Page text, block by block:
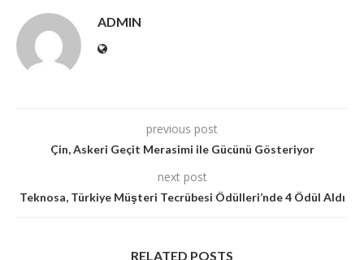
ADMIN
previous post
Çin, Askeri Geçit Merasimi ile Gücünü Gösteriyor
next post
Teknosa, Türkiye Müşteri Tecrübesi Ödülleri’nde 4 Ödül Aldı
RELATED POSTS